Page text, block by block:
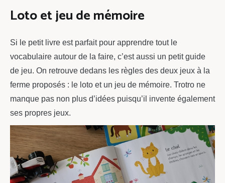
Loto et jeu de mémoire
Si le petit livre est parfait pour apprendre tout le
vocabulaire autour de la faire, c’est aussi un petit guide
de jeu. On retrouve dedans les règles des deux jeux à la
ferme proposés : le loto et un jeu de mémoire. Trotro ne
manque pas non plus d’idées puisqu’il invente également
ses propres jeux.